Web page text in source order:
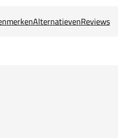
AlternatievenReviews